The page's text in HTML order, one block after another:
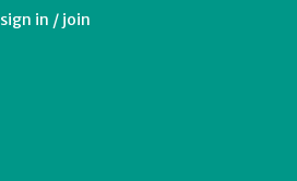
sign in / join